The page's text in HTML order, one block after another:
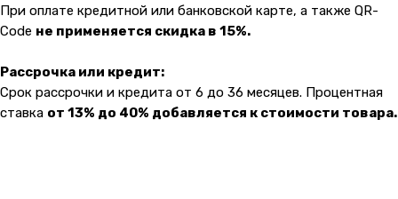
При оплате кредитной или банковской карте, а также QR-
Code не применяется скидка в 15%.
Рассрочка или кредит:
Срок рассрочки и кредита от 6 до 36 месяцев. Процентная
ставка от 13% до 40% добавляется к стоимости товара.